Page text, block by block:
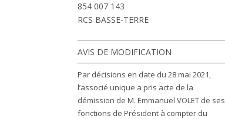
854 007 143
RCS BASSE-TERRE
AVIS DE MODIFICATION
Par décisions en date du 28 mai 2021,
l’associé unique a pris acte de la
démission de M. Emmanuel VOLET de ses
fonctions de Président à compter du